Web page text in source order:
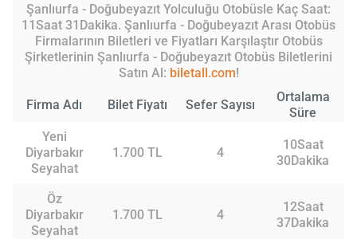
Şanlıurfa - Doğubeyazıt Yolculuğu Otobüsle Kaç Saat:
11Saat 31Dakika. Şanlıurfa - Doğubeyazıt Arası Otobüs
Firmalarının Biletleri ve Fiyatları Karşılaştır Otobüs
Şirketlerinin Şanlıurfa - Doğubeyazıt Otobüs Biletlerini
Satın Al: biletall.com!
Firma Adı Bilet Fiyatı Sefer Sayısı
Ortalama
Süre
Yeni
Diyarbakır
Seyahat
1.700 TL 4
10Saat
30Dakika
Öz
Diyarbakır
Seyahat
1.700 TL 4
12Saat
37Dakika